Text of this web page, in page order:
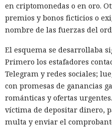
Muchos sistemas de
dominio, pero el software
control y se comunica con los
direcciones IP. El análisis de
en criptomonedas o en oro.
premios y bonos ficticios o
nombre de las fuerzas del
El esquema se desarrollaba
Primero los estafadores
Telegram y redes sociales;
con promesas de ganancias
románticas y ofertas
víctima de depositar dinero,
multa y enviar el